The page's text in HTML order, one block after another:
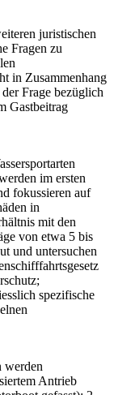
juristischen
Fragen zu
in Zusammenhang
Frage bezüglich
Gastbeitrag
im ersten
fokussieren auf
in
mit den
von etwa 5 bis
und untersuchen
spezifische
werden
Antrieb